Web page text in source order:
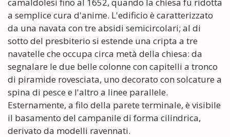
a semplice cura d'anime. L'edificio è caratterizzato
da una navata con tre absidi semicircolari; al di
sotto del presbiterio si estende una cripta a tre
navatelle che occupa circa metà della chiesa: da
segnalare le due belle colonne con capitelli a tronco
di piramide rovesciata, uno decorato con solcature a
spina di pesce e l'altro a linee parallele.
Esternamente, a filo della parete terminale, è visibile
il basamento del campanile di forma cilindrica,
derivato da modelli ravennati.